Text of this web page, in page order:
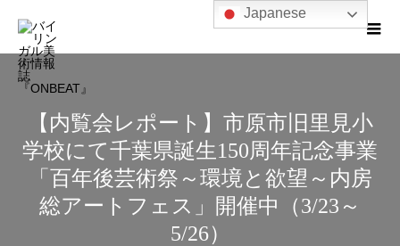
【内覧会レポート】市原市旧里見小
学校にて千葉県誕生150周年記念事業
「百年後芸術祭～環境と欲望～内房
総アートフェス」開催中（3/23～
5/26）
Japanese